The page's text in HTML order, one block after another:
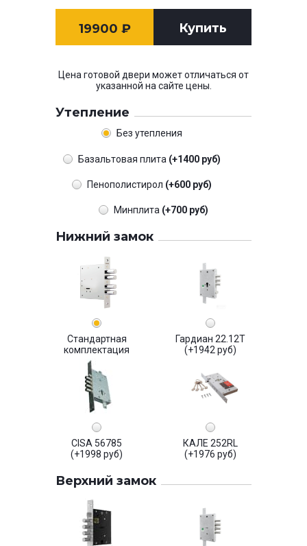
19900 ₽ Купить
Цена готовой двери может отличаться от
указанной на сайте цены.
Утепление
Без утепления
Базальтовая плита (+1400 руб)
Пенополистирол (+600 руб)
Минплита (+700 руб)
Нижний замок
Стандартная
комплектация
Гардиан 22.12Т
(+1942 руб)
CISA 56785
(+1998 руб)
КАЛЕ 252RL
(+1976 руб)
Верхний замок